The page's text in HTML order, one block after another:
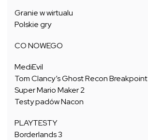
Granie w wirtualu
Polskie gry
CO NOWEGO
MediEvil
Tom Clancy’s Ghost Recon Breakpoint
Super Mario Maker 2
Testy padów Nacon
PLAYTESTY
Borderlands 3